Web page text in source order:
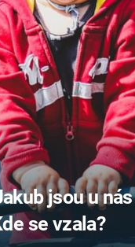
jsou u
se vzala?